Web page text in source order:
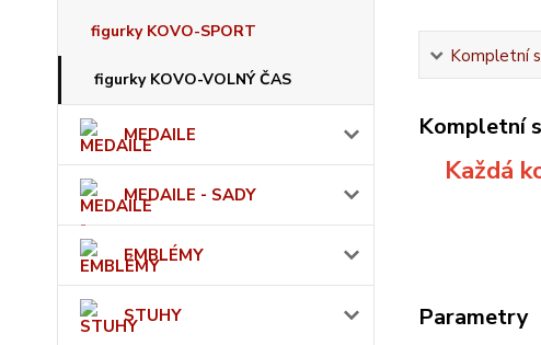
figurky KOVO-SPORT
figurky KOVO-VOLNÝ ČAS
MEDAILE
MEDAILE - SADY
EMBLÉMY
STUHY
Kompletní
Kompletní
Každá
Parametry